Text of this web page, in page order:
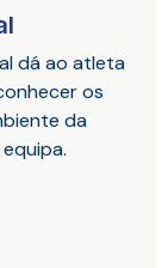
dá ao atleta
os
da